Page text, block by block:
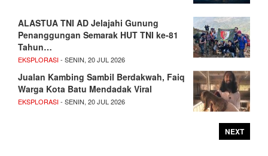
ALASTUA TNI AD Jelajahi Gunung
Penanggungan Semarak HUT TNI ke-81
Tahun…
EKSPLORASI- SENIN, 20 JUL 2026
Jualan Kambing Sambil Berdakwah, Faiq
Warga Kota Batu Mendadak Viral
EKSPLORASI- SENIN, 20 JUL 2026
NEXT